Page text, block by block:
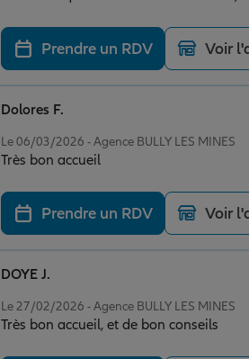
Prendre un RDV Voir
Le 06/03/2026 - Agence BULLY LES MINES
Très bon accueil
Dolores F.
Prendre un RDV Voir
Le 27/02/2026 - Agence BULLY LES MINES
Très bon accueil, et de bon conseils
DOYE J.